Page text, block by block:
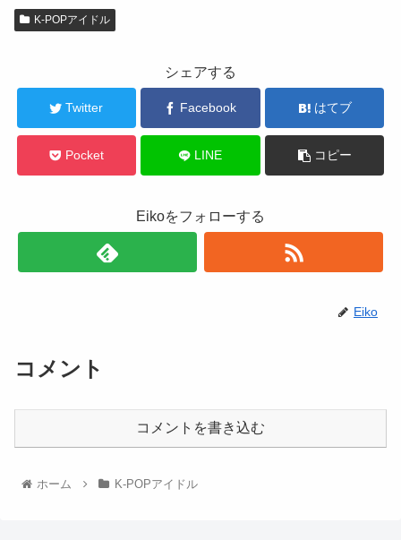
K-POPアイドル
シェアする
Twitter Facebook はてブ
Pocket LINE コピー
Eikoをフォローする
Eiko
コメント
コメントを書き込む
ホーム K-POPアイドル